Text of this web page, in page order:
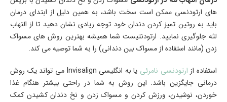
‌های ارتودنسی ممکن است سخت باشد، به همین دلیل از ابتدای درمان
باید به روتین تمیز کردن دندان خود توجه زیادی نشان دهید تا از التهاب
لثه جلوگیری نمایید. ارتودنتیست شما همیشه بهترین روش‌ های مسواک
زدن (مانند استفاده از مسواک بین ‌دندانی) را به شما توصیه می ‌کند.
استفاده از ارتودنسی نامرئی
یا به انگلیسی Invisalign می ‌تواند یک روش
درمانی جایگزین باشد. این روش به شما در راحتی بیشتر هنگام غذا
خوردن، نوشیدن، ورزش کردن و مسواک زدن و نخ دندان کشیدن کمک